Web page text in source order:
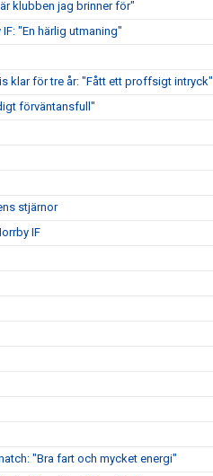
klubben jag brinner för"
"En härlig utmaning"
klar för tre år: "Fått ett proffsigt intryck"
förväntansfull"
stjärnor
IF
"Bra fart och mycket energi"